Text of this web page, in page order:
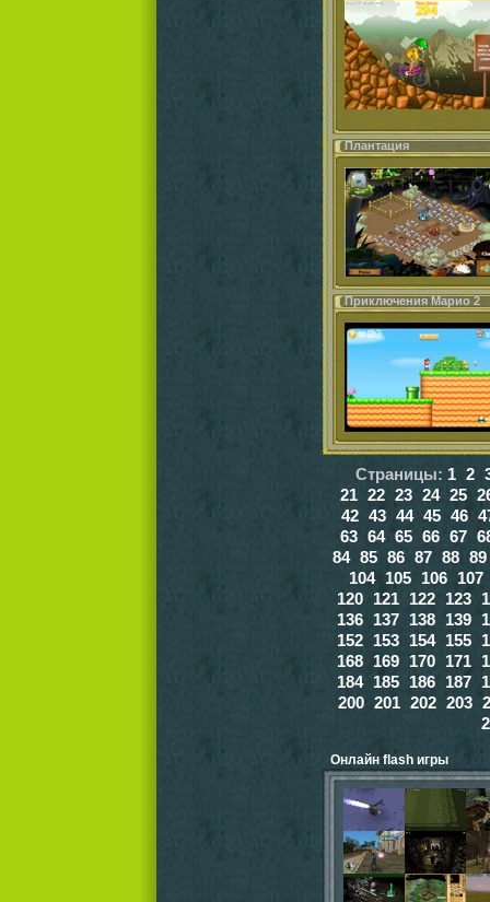
Плантация
Приключения Марио 2
Страницы: 1 2
21 22 23 24 25
42 43 44 45 46
63 64 65 66 67
84 85 86 87 88 89
104 105 106 107
120 121 122 123
136 137 138 139
152 153 154 155
168 169 170 171
184 185 186 187
200 201 202 203
Онлайн flash игры